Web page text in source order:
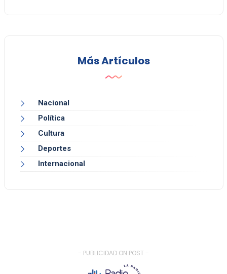
Más Artículos
Nacional
Política
Cultura
Deportes
Internacional
- PUBLICIDAD ON POST -